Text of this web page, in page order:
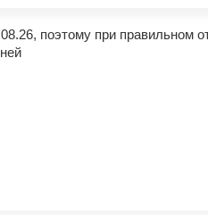
поэтому при правильном